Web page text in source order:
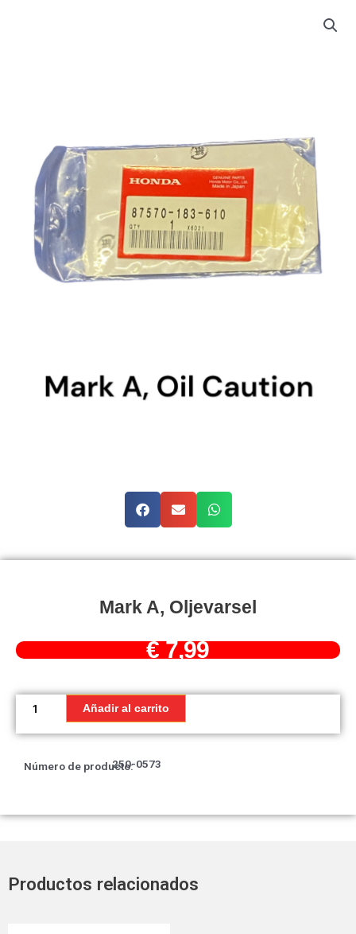
Mark A, Oljevarsel
€7,99
Mark
Oljevarsel
cantidad
Añadir al carrito
Número de producto:250-0573
Productos relacionados